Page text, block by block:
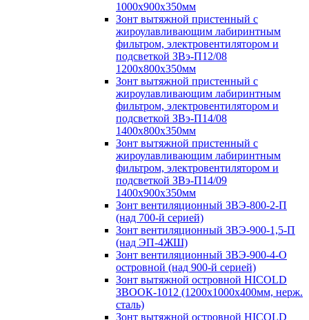
1000х900х350мм
Зонт вытяжной пристенный с
жироулавливающим лабиринтным
фильтром, электровентилятором и
подсветкой ЗВэ-П12/08
1200х800х350мм
Зонт вытяжной пристенный с
жироулавливающим лабиринтным
фильтром, электровентилятором и
подсветкой ЗВэ-П14/08
1400х800х350мм
Зонт вытяжной пристенный с
жироулавливающим лабиринтным
фильтром, электровентилятором и
подсветкой ЗВэ-П14/09
1400х900х350мм
Зонт вентиляционный ЗВЭ-800-2-П
(над 700-й серией)
Зонт вентиляционный ЗВЭ-900-1,5-П
(над ЭП-4ЖШ)
Зонт вентиляционный ЗВЭ-900-4-О
островной (над 900-й серией)
Зонт вытяжной островной HICOLD
ЗВООК-1012 (1200х1000х400мм, нерж.
сталь)
Зонт вытяжной островной HICOLD